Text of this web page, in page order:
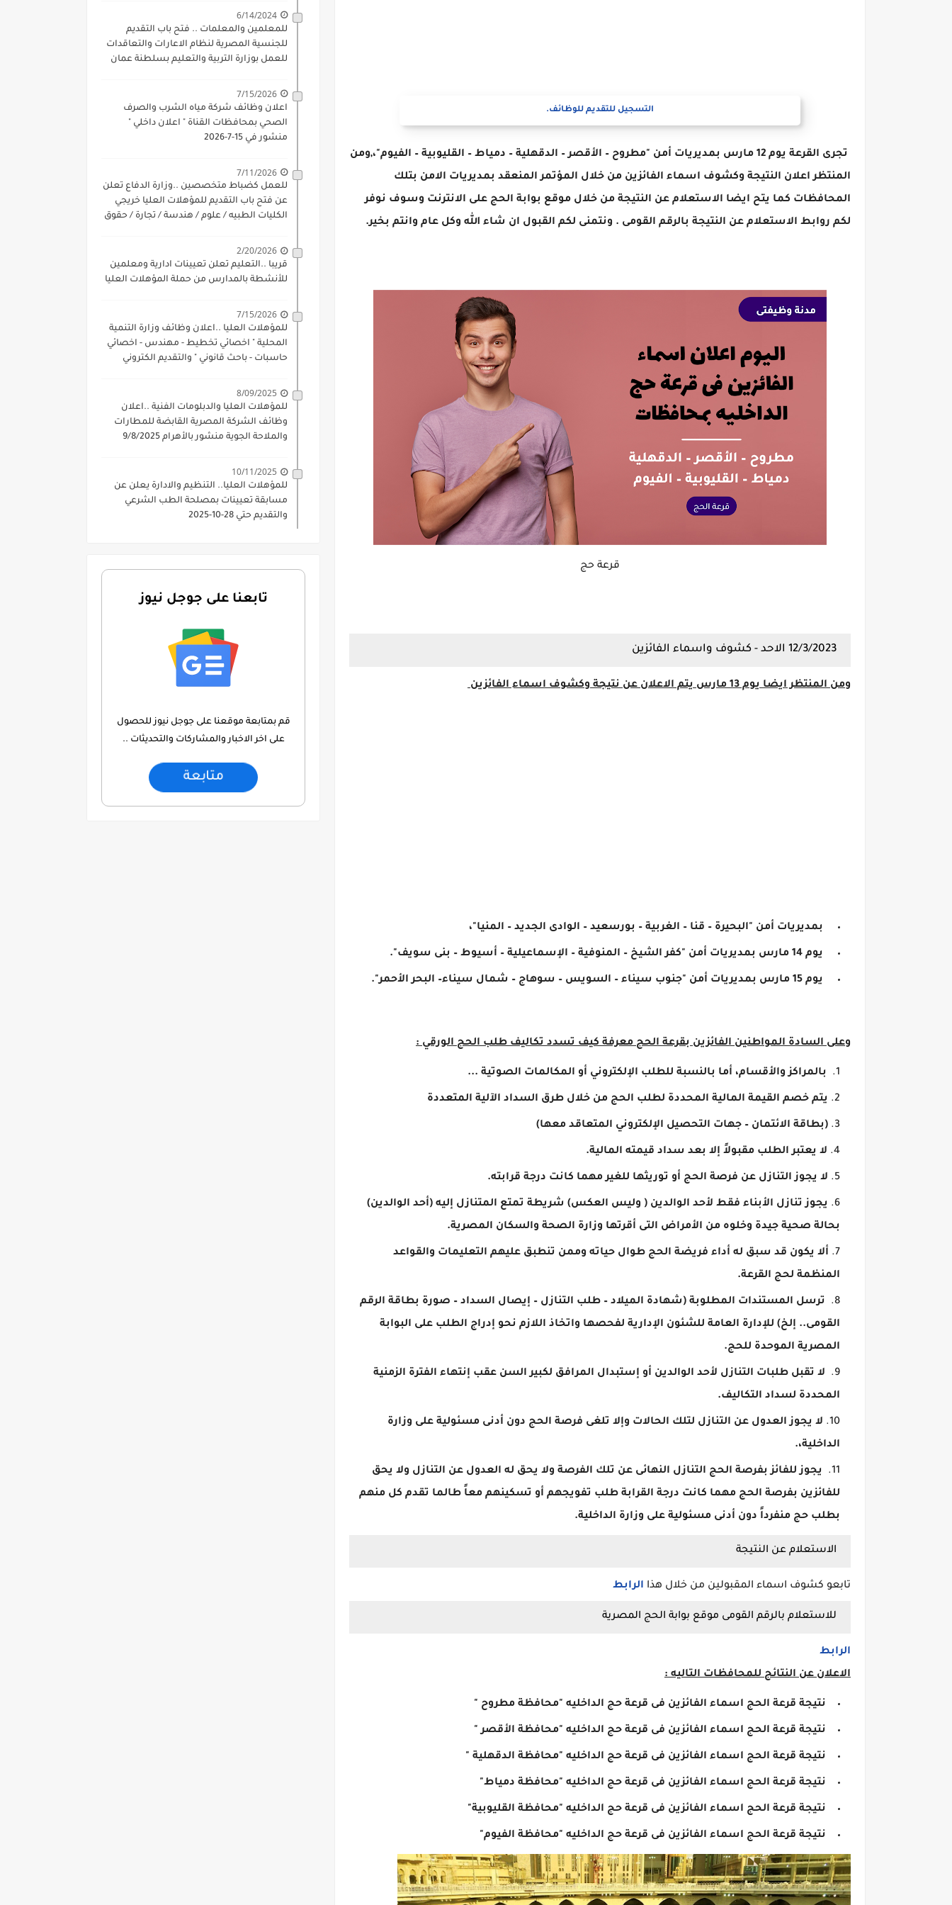
التسجيل للتقديم للوظائف.
تجرى القرعة يوم 12 مارس بمديريات أمن "مطروح – الأقصر – الدقهلية – دمياط – القليوبية – الفيوم"،,ومن
المنتظر اعلان النتيجة وكشوف اسماء الفائزين من خلال المؤتمر المنعقد بمديريات الامن بتلك
المحافظات كما يتح ايضا الاستعلام عن النتيجة من خلال موقع بوابة الحج على الانترنت وسوف نوفر
لكم روابط الاستعلام عن النتيجة بالرقم القومى . ونتمنى لكم القبول ان شاء الله وكل عام وانتم بخير.
قرعة حج
12/3/2023 الاحد - كشوف واسماء الفائزين
ومن المنتظر ايضا يوم 13 مارس يتم الاعلان عن نتيجة وكشوف اسماء الفائزين
بمديريات أمن "البحيرة – قنا – الغربية – بورسعيد – الوادى الجديد – المنيا"،
يوم 14 مارس بمديريات أمن "كفر الشيخ – المنوفية – الإسماعيلية – أسيوط – بنى سويف".
يوم 15 مارس بمديريات أمن "جنوب سيناء – السويس – سوهاج – شمال سيناء– البحر الأحمر".
وعلى السادة المواطنين الفائزين بقرعة الحج معرفة كيف تسدد تكاليف طلب الحج الورقي :
بالمراكز والأقسام، أما بالنسبة للطلب الإلكتروني أو المكالمات الصوتية ...
يتم خصم القيمة المالية المحددة لطلب الحج من خلال طرق السداد الآلية المتعددة
(بطاقة الائتمان – جهات التحصيل الإلكتروني المتعاقد معها)
لا يعتبر الطلب مقبولاً إلا بعد سداد قيمته المالية.
لا يجوز التنازل عن فرصة الحج أو توريثها للغير مهما كانت درجة قرابته.
يجوز تنازل الأبناء فقط لأحد الوالدين ( وليس العكس) شريطة تمتع المتنازل إليه (أحد الوالدين)
بحالة صحية جيدة وخلوه من الأمراض التى أقرتها وزارة الصحة والسكان المصرية.
ألا يكون قد سبق له أداء فريضة الحج طوال حياته وممن تنطبق عليهم التعليمات والقواعد
المنظمة لحج القرعة.
ترسل المستندات المطلوبة (شهادة الميلاد – طلب التنازل – إيصال السداد – صورة بطاقة الرقم
القومى.. إلخ) للإدارة العامة للشئون الإدارية لفحصها واتخاذ اللازم نحو إدراج الطلب على البوابة
المصرية الموحدة للحج.
لا تقبل طلبات التنازل لأحد الوالدين أو إستبدال المرافق لكبير السن عقب إنتهاء الفترة الزمنية
المحددة لسداد التكاليف.
لا يجوز العدول عن التنازل لتلك الحالات وإلا تلغى فرصة الحج دون أدنى مسئولية على وزارة
الداخلية،.
يجوز للفائز بفرصة الحج التنازل النهائى عن تلك الفرصة ولا يحق له العدول عن التنازل ولا يحق
للفائزين بفرصة الحج مهما كانت درجة القرابة طلب تفويجهم أو تسكينهم معاً طالما تقدم كل منهم
بطلب حج منفرداً دون أدنى مسئولية على وزارة الداخلية.
الاستعلام عن النتيجة
تابعو كشوف اسماء المقبولين من خلال هذا الرابط
للاستعلام بالرقم القومى موقع بوابة الحج المصرية
الرابط
الاعلان عن النتائج للمحافظات التاليه :
نتيجة قرعة الحج اسماء الفائزين فى قرعة حج الداخليه "محافظة مطروح "
نتيجة قرعة الحج اسماء الفائزين فى قرعة حج الداخليه "محافظة الأقصر "
نتيجة قرعة الحج اسماء الفائزين فى قرعة حج الداخليه "محافظة الدقهلية "
نتيجة قرعة الحج اسماء الفائزين فى قرعة حج الداخليه "محافظة دمياط"
نتيجة قرعة الحج اسماء الفائزين فى قرعة حج الداخليه "محافظة القليوبية"
نتيجة قرعة الحج اسماء الفائزين فى قرعة حج الداخليه "محافظة الفيوم"
6/14/2024
للمعلمين والمعلمات .. فتح باب التقديم
للجنسية المصرية لنظام الاعارات والتعاقدات
للعمل بوزارة التربية والتعليم بسلطنة عمان
7/15/2026
اعلان وظائف شركة مياه الشرب والصرف
الصحي بمحافظات القناة " اعلان داخلي "
منشور في 15-7-2026
7/11/2026
للعمل كضباط متخصصين ..وزارة الدفاع تعلن
عن فتح باب التقديم للمؤهلات العليا خريجي
الكليات الطبيه / علوم / هندسة / تجارة / حقوق
2/20/2026
قريبا ..التعليم تعلن تعيينات ادارية ومعلمين
للأنشطة بالمدارس من حملة المؤهلات العليا
7/15/2026
للمؤهلات العليا ..اعلان وظائف وزارة التنمية
المحلية " اخصائي تخطيط - مهندس - اخصائي
حاسبات - باحث قانوني " والتقديم الكتروني
8/09/2025
للمؤهلات العليا والدبلومات الفنية ..اعلان
وظائف الشركة المصرية القابضة للمطارات
والملاحة الجوية منشور بالأهرام 9/8/2025
10/11/2025
للمؤهلات العليا.. التنظيم والادارة يعلن عن
مسابقة تعيينات بمصلحة الطب الشرعي
والتقديم حتي 28-10-2025
تابعنا على جوجل نيوز
قم بمتابعة موقعنا على جوجل نيوز للحصول
على اخر الاخبار والمشاركات والتحديثات ..
متابعة